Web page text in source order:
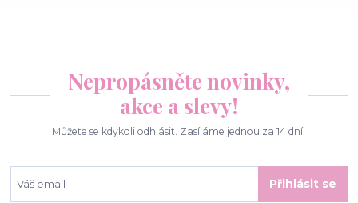
Nepropásněte novinky,
akce a slevy!
Můžete se kdykoli odhlásit. Zasíláme jednou za 14 dní.
Přihlásit se